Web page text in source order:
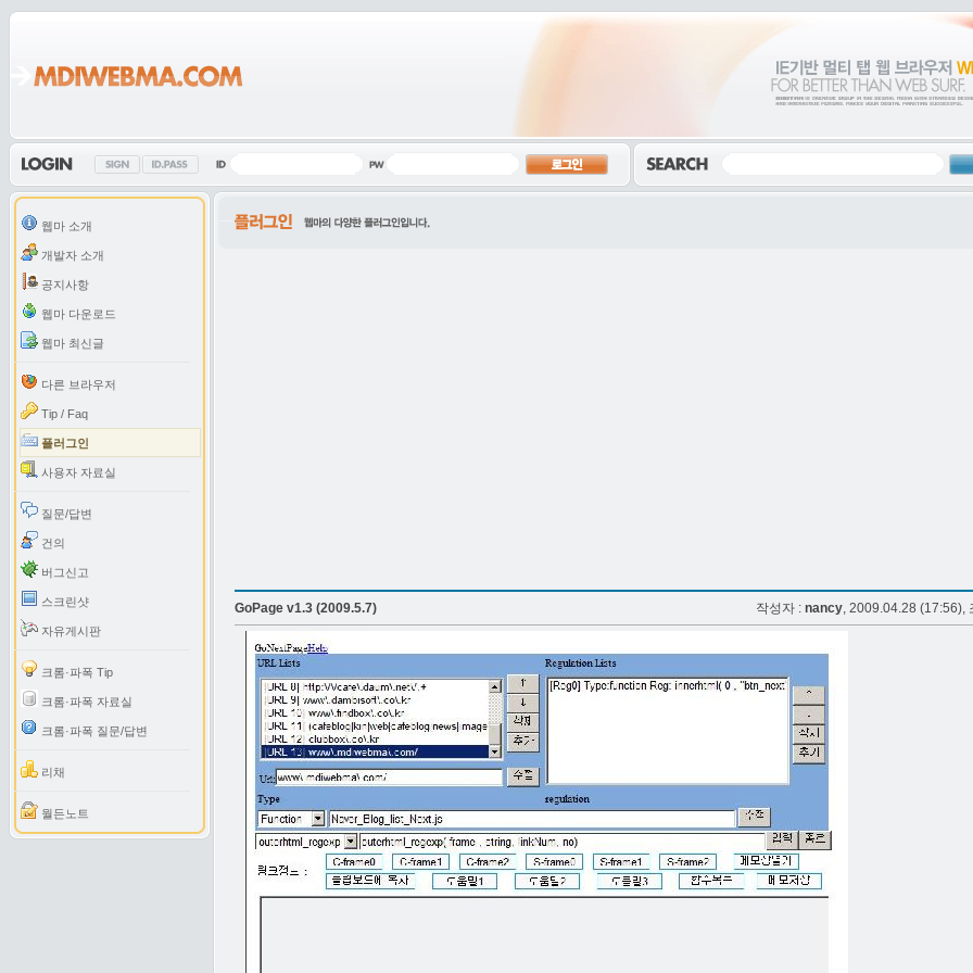
웹마 소개
개발자 소개
공지사항
웹마 다운로드
웹마 최신글
다른 브라우저
Tip / Faq
플러그인
사용자 자료실
질문/답변
건의
버그신고
스크린샷
자유게시판
크롬·파폭 Tip
크롬·파폭 자료실
크롬·파폭 질문/답변
리채
월든노트
GoPage v1.3 (2009.5.7) 작성자 : nancy, 2009.04.28 (17:56),